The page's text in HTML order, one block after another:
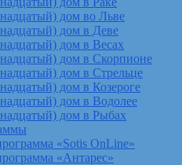
дом во Льве
дом в Деве
дом в Весах
дом в Скорпионе
дом в Стрельце
дом в Козероге
дом в Водолее
дом в Рыбах
«Sotis OnLine»
«Антарес»